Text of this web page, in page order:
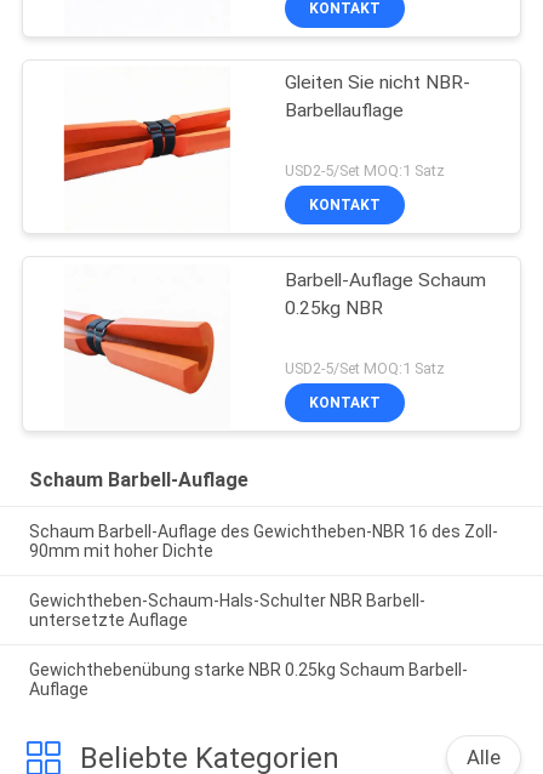
KONTAKT
Gleiten Sie nicht NBR-
Barbellauflage
USD2-5/Set MOQ:1 Satz
KONTAKT
Barbell-Auflage Schaum
0.25kg NBR
USD2-5/Set MOQ:1 Satz
KONTAKT
Schaum Barbell-Auflage
Schaum Barbell-Auflage des Gewichtheben-NBR 16 des Zoll-
90mm mit hoher Dichte
Gewichtheben-Schaum-Hals-Schulter NBR Barbell-
untersetzte Auflage
Gewichthebenübung starke NBR 0.25kg Schaum Barbell-
Auflage
Beliebte Kategorien Alle